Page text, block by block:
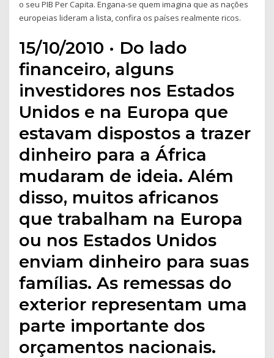
o seu PIB Per Capita. Engana-se quem imagina que as nações
europeias lideram a lista, confira os países realmente ricos.
15/10/2010 · Do lado
financeiro, alguns
investidores nos Estados
Unidos e na Europa que
estavam dispostos a trazer
dinheiro para a África
mudaram de ideia. Além
disso, muitos africanos
que trabalham na Europa
ou nos Estados Unidos
enviam dinheiro para suas
famílias. As remessas do
exterior representam uma
parte importante dos
orçamentos nacionais.